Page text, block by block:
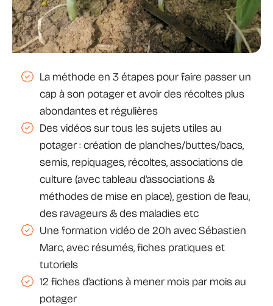
La méthode en 3 étapes pour faire passer un
cap à son potager et avoir des récoltes plus
abondantes et régulières
Des vidéos sur tous les sujets utiles au
potager : création de planches/buttes/bacs,
semis, repiquages, récoltes, associations de
culture (avec tableau d'associations &
méthodes de mise en place), gestion de l'eau,
des ravageurs & des maladies etc
Une formation vidéo de 20h avec Sébastien
Marc, avec résumés, fiches pratiques et
tutoriels
12 fiches d'actions à mener mois par mois au
potager